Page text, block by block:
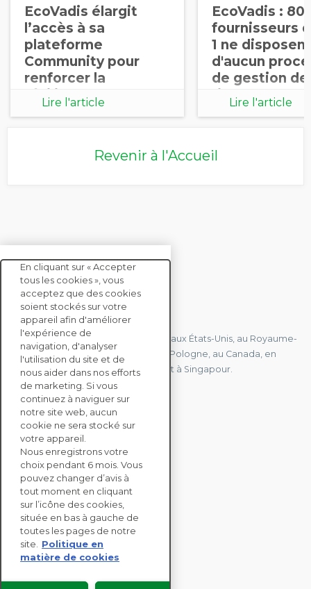
EcoVadis élargit
l’accès à sa
plateforme
Community pour
renforcer la
résilience des
supply chains
Lire l'article
EcoVadis : 80
fournisseurs
1 ne disposent
d'aucun
de gestion
risques RSE
leurs propres
Lire l'article
Revenir à l'Accueil
CONTACTEZ-NOUS
Nous avons des bureaux en France, aux États-Unis, au Royaume-
Uni, à Hong Kong, à l'île Maurice, en Pologne, au Canada, en
Allemagne, au Japon, en Espagne et à Singapour.
CONTACTEZ-NOUS
SOLUTIONS
ENTERPRISE
ÉVALUATIONS RSE
RESSOURCES
À PROPOS
En cliquant sur « Accepter
tous les cookies », vous
acceptez que des cookies
soient stockés sur votre
appareil afin d'améliorer
l'expérience de
navigation, d'analyser
l'utilisation du site et de
nous aider dans nos efforts
de marketing. Si vous
continuez à naviguer sur
notre site web, aucun
cookie ne sera stocké sur
votre appareil.
Nous enregistrons votre
choix pendant 6 mois. Vous
pouvez changer d’avis à
tout moment en cliquant
sur l’icône des cookies,
située en bas à gauche de
toutes les pages de notre
site.
Politique en
matière de cookies